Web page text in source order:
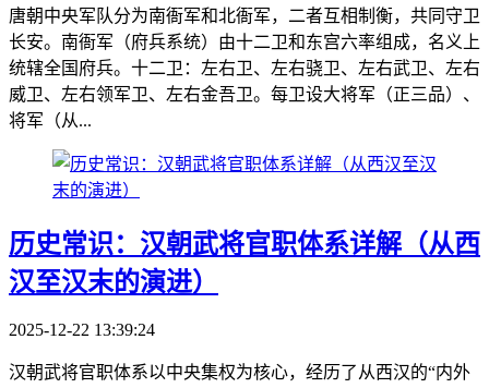
唐朝中央军队分为南衙军和北衙军，二者互相制衡，共同守卫
长安。南衙军（府兵系统）由十二卫和东宫六率组成，名义上
统辖全国府兵。十二卫：左右卫、左右骁卫、左右武卫、左右
威卫、左右领军卫、左右金吾卫。每卫设大将军（正三品）、
将军（从...
历史常识：汉朝武将官职体系详解（从西
汉至汉末的演进）
2025-12-22 13:39:24
汉朝武将官职体系以中央集权为核心，经历了从西汉的“内外